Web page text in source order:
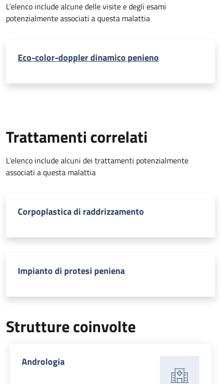
L’elenco include alcune delle visite e degli esami
potenzialmente associati a questa malattia
Eco-color-doppler dinamico penieno
Trattamenti correlati
L’elenco include alcuni dei trattamenti potenzialmente
associati a questa malattia
Corpoplastica di raddrizzamento
Impianto di protesi peniena
Strutture coinvolte
Andrologia